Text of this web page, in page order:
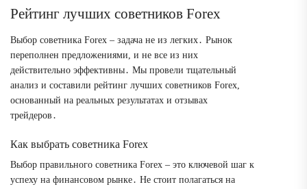
Рейтинг лучших советников Forex
Выбор советника Forex – задача не из легких․ Рынок
переполнен предложениями, и не все из них
действительно эффективны․ Мы провели тщательный
анализ и составили рейтинг лучших советников Forex,
основанный на реальных результатах и отзывах
трейдеров․
Как выбрать советника Forex
Выбор правильного советника Forex – это ключевой шаг к
успеху на финансовом рынке․ Не стоит полагаться на